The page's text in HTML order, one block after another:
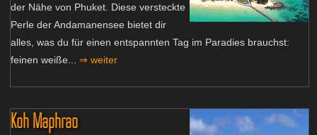
der Nähe von Phuket. Diese versteckte
Perle der Andamanensee bietet dir
alles, was du für einen entspannten Tag im Paradies brauchst:
feinen weiße... ⇒ weiter
Koh Maphrao